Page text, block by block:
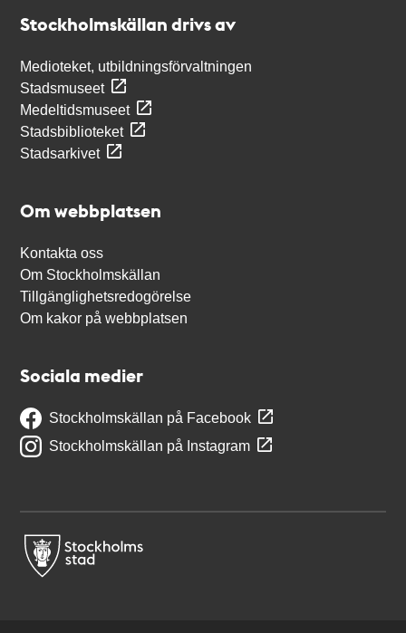
Stockholmskällan drivs av
Medioteket, utbildningsförvaltningen
Stadsmuseet
Medeltidsmuseet
Stadsbiblioteket
Stadsarkivet
Om webbplatsen
Kontakta oss
Om Stockholmskällan
Tillgänglighetsredogörelse
Om kakor på webbplatsen
Sociala medier
Stockholmskällan på Facebook
Stockholmskällan på Instagram